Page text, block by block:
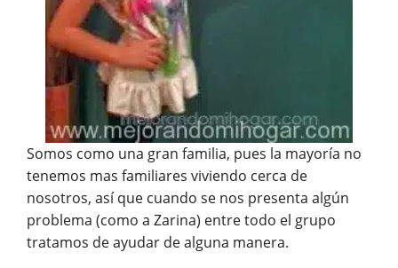
Somos como una gran familia, pues la mayoría no
tenemos mas familiares viviendo cerca de
nosotros, así que cuando se nos presenta algún
problema (como a Zarina) entre todo el grupo
tratamos de ayudar de alguna manera.